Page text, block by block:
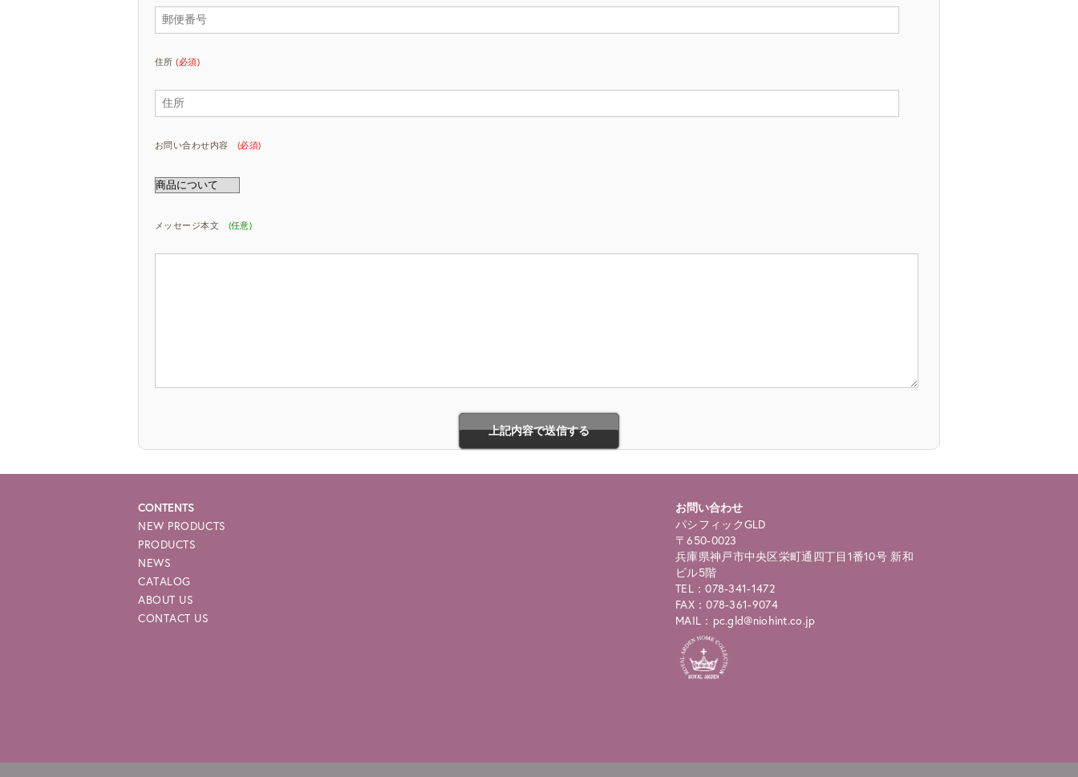
住所(必須)
お問い合わせ内容 (必須)
メッセージ本文 (任意)
CONTENTS
NEW PRODUCTS
PRODUCTS
NEWS
CATALOG
ABOUT US
CONTACT US
お問い合わせ
パシフィックGLD
〒650-0023
兵庫県神戸市中央区栄町通四丁目1番10号 新和
ビル5階
TEL：078-341-1472
FAX：078-361-9074
MAIL：pc.gld@niohint.co.jp